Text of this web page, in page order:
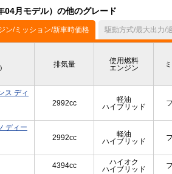
04月モデル）の他のグレード
ン/ミッション/新車時価格 駆動方式/最大出力/
排気量
使用燃料
エンジン
ス ディ
2992cc
軽油
ハイブリッド
ディー
2992cc
軽油
ハイブリッド
4394cc
ハイオク
ハイブリッド